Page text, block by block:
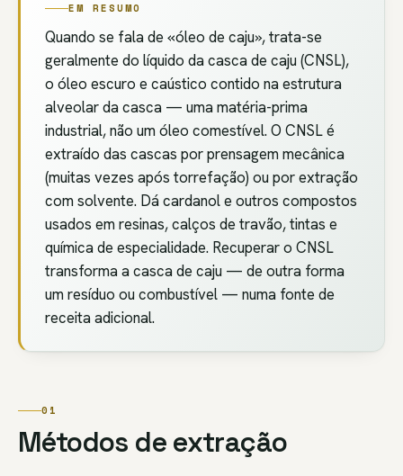
EM RESUMO
Quando se fala de «óleo de caju», trata-se
geralmente do líquido da casca de caju (CNSL),
o óleo escuro e caústico contido na estrutura
alveolar da casca — uma matéria-prima
industrial, não um óleo comestível. O CNSL é
extraído das cascas por prensagem mecânica
(muitas vezes após torrefação) ou por extração
com solvente. Dá cardanol e outros compostos
usados em resinas, calços de travão, tintas e
química de especialidade. Recuperar o CNSL
transforma a casca de caju — de outra forma
um resíduo ou combustível — numa fonte de
receita adicional.
01
Métodos de extração